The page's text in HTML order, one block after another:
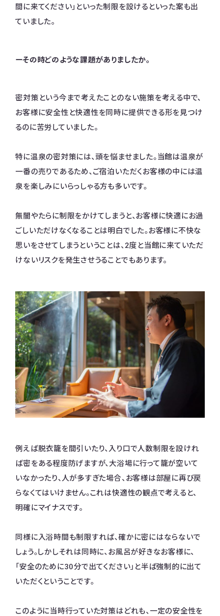
間に来てください」といった制限を設けるといった案も出
ていました。
ーその時どのような課題がありましたか。
密対策という今まで考えたことのない施策を考える中で、
お客様に安全性と快適性を同時に提供できる形を見つけ
るのに苦労していました。
特に温泉の密対策には、頭を悩ませました。当館は温泉が
一番の売りであるため、ご宿泊いただくお客様の中には温
泉を楽しみにいらっしゃる方も多いです。
無闇やたらに制限をかけてしまうと、お客様に快適にお過
ごしいただけなくなることは明白でした。お客様に不快な
思いをさせてしまうということは、2度と当館に来ていただ
けないリスクを発生させうることでもあります。
例えば脱衣籠を間引いたり、入り口で人数制限を設けれ
ば密をある程度防げますが、大浴場に行って籠が空いて
いなかったり、人が多すぎた場合、お客様は部屋に再び戻
らなくてはいけません。これは快適性の観点で考えると、
明確にマイナスです。
同様に入浴時間も制限すれば、確かに密にはならないで
しょう。しかしそれは同時に、お風呂が好きなお客様に、
「安全のために30分で出てください」と半ば強制的に出て
いただくということです。
このように当時行っていた対策はどれも、一定の安全性を